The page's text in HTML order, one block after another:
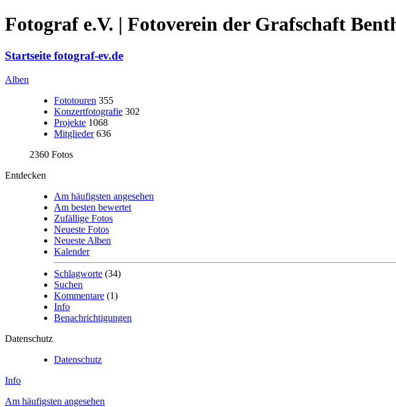
Fotograf e.V. | Fotoverein der Grafschaft
Startseite fotograf-ev.de
Alben
Fototouren 355
Konzertfotografie 302
Projekte 1068
Mitglieder 636
2360 Fotos
Entdecken
Am häufigsten angesehen
Am besten bewertet
Zufällige Fotos
Neueste Fotos
Neueste Alben
Kalender
Schlagworte (34)
Suchen
Kommentare (1)
Info
Benachrichtigungen
Datenschutz
Datenschutz
Info
Am häufigsten angesehen